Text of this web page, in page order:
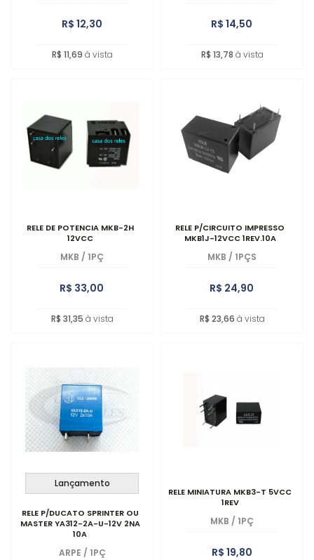
R$ 12,30
R$ 11,69 à vista
R$ 14,50
R$ 13,78 à vista
RELE DE POTENCIA MKB-2H
12VCC
MKB / 1PÇ
R$ 33,00
R$ 31,35 à vista
RELE P/CIRCUITO IMPRESSO
MKB1J-12VCC 1REV.10A
MKB / 1PÇS
R$ 24,90
R$ 23,66 à vista
Lançamento
RELE P/DUCATO SPRINTER OU
MASTER YA312-2A-U-12V 2NA
10A
ARPE / 1PÇ
RELE MINIATURA MKB3-T 5VCC
1REV
MKB / 1PÇ
R$ 19,80